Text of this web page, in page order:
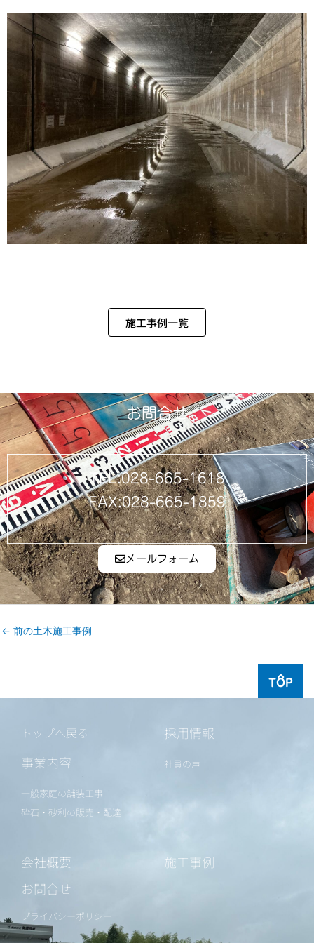
施工事例一覧
お問合せ
メールフォーム
TEL:028-665-1618
FAX:028-665-1859
← 前の土木施工事例
TOP
トップへ戻る
事業内容
一般家庭の舗装工事
砕石・砂利の販売・配達
採用情報
社員の声
会社概要
施工事例
お問合せ
プライバシーポリシー